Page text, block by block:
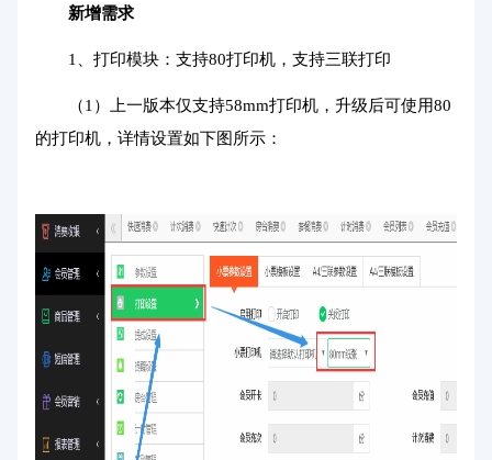
新增需求
1、打印模块：支持80打印机，支持三联打印
（1）上一版本仅支持58mm打印机，升级后可使用80
的打印机，详情设置如下图所示：